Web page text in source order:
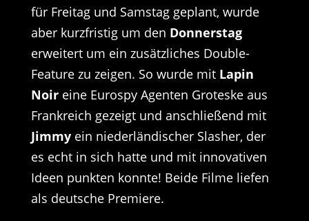
für Freitag und Samstag geplant, wurde
aber kurzfristig um den Donnerstag
erweitert um ein zusätzliches Double-
Feature zu zeigen. So wurde mit Lapin
Noireine Eurospy Agenten Groteske aus
Frankreich gezeigt und anschließend mit
Jimmyein niederländischer Slasher, der
es echt in sich hatte und mit innovativen
Ideen punkten konnte! Beide Filme liefen
als deutsche Premiere.